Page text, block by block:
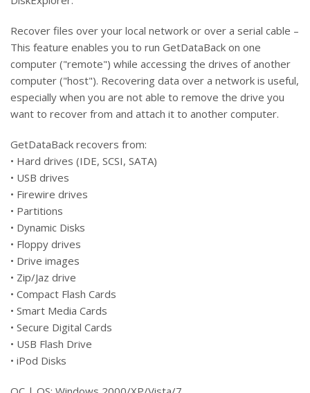
Recover files over your local network or over a serial cable –
This feature enables you to run GetDataBack on one
computer ("remote") while accessing the drives of another
computer ("host"). Recovering data over a network is useful,
especially when you are not able to remove the drive you
want to recover from and attach it to another computer.
GetDataBack recovers from:
• Hard drives (IDE, SCSI, SATA)
• USB drives
• Firewire drives
• Partitions
• Dynamic Disks
• Floppy drives
• Drive images
• Zip/Jaz drive
• Compact Flash Cards
• Smart Media Cards
• Secure Digital Cards
• USB Flash Drive
• iPod Disks